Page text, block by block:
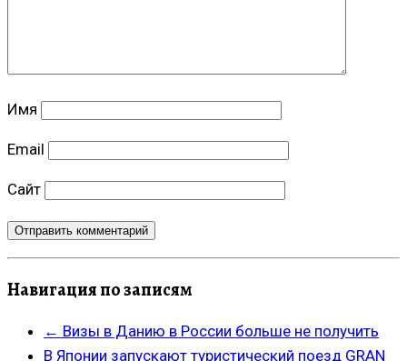
Имя
Email
Сайт
Навигация по записям
← Визы в Данию в России больше не получить
В Японии запускают туристический поезд GRAN